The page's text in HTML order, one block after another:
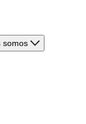
somos